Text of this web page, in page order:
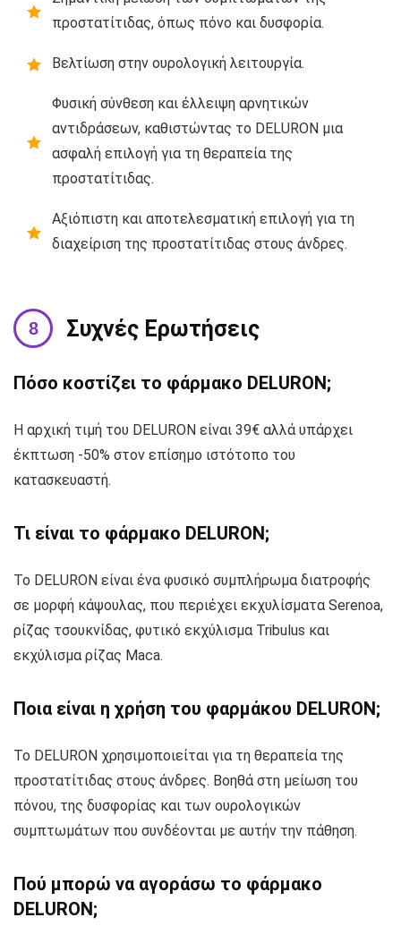
προστατίτιδας, όπως πόνο και δυσφορία.
Βελτίωση στην ουρολογική λειτουργία.
Φυσική σύνθεση και έλλειψη αρνητικών
αντιδράσεων, καθιστώντας το DELURON μια
ασφαλή επιλογή για τη θεραπεία της
προστατίτιδας.
Αξιόπιστη και αποτελεσματική επιλογή για τη
διαχείριση της προστατίτιδας στους άνδρες.
Συχνές Ερωτήσεις
Πόσο κοστίζει το φάρμακο DELURON;
Η αρχική τιμή του DELURON είναι 39€ αλλά υπάρχει
έκπτωση -50% στον επίσημο ιστότοπο του
κατασκευαστή.
Τι είναι το φάρμακο DELURON;
Το DELURON είναι ένα φυσικό συμπλήρωμα διατροφής
σε μορφή κάψουλας, που περιέχει εκχυλίσματα Serenoa,
ρίζας τσουκνίδας, φυτικό εκχύλισμα Tribulus και
εκχύλισμα ρίζας Maca.
Ποια είναι η χρήση του φαρμάκου DELURON;
Το DELURON χρησιμοποιείται για τη θεραπεία της
προστατίτιδας στους άνδρες. Βοηθά στη μείωση του
πόνου, της δυσφορίας και των ουρολογικών
συμπτωμάτων που συνδέονται με αυτήν την πάθηση.
Πού μπορώ να αγοράσω το φάρμακο
DELURON;